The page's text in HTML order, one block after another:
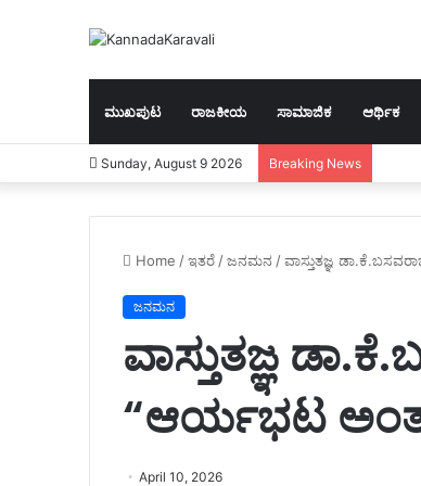
ಮುಖಪುಟ ರಾಜಕೀಯ ಸಾಮಾಜಿಕ ಆರ್ಥಿಕ
Sunday, August 9 2026 Breaking News
Home / ಇತರೆ / ಜನಮನ / ವಾಸ್ತುತಜ್ಞ
ಜನಮನ
ವಾಸ್ತುತಜ್ಞ
“ಆರ್ಯಭಟ
April 10, 2026